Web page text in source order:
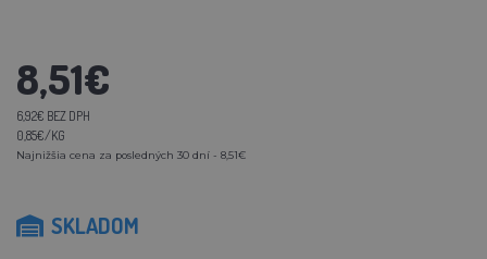
8,51€
6,92€ BEZ DPH
0,85€/KG
Najnižšia cena za posledných 30 dní - 8,51€
SKLADOM